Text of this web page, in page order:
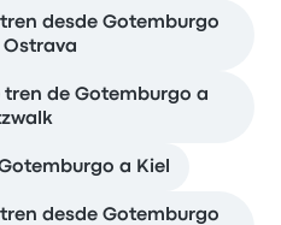
desde Gotemburgo
Ostrava
de Gotemburgo a
a Kiel
desde Gotemburgo